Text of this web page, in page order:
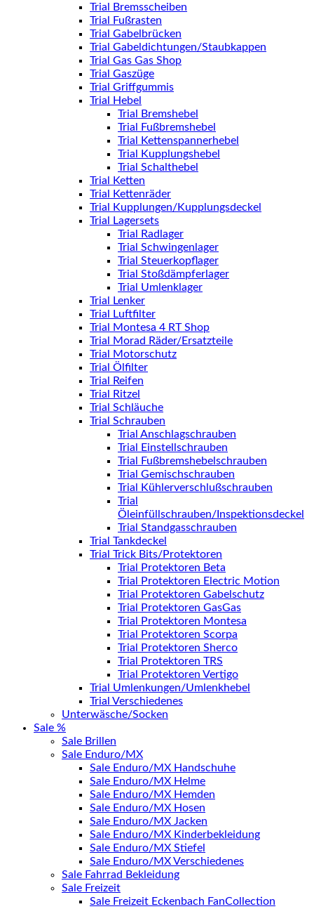
Trial Bremsscheiben
Trial Fußrasten
Trial Gabelbrücken
Trial Gabeldichtungen/Staubkappen
Trial Gas Gas Shop
Trial Gaszüge
Trial Griffgummis
Trial Hebel
Trial Bremshebel
Trial Fußbremshebel
Trial Kettenspannerhebel
Trial Kupplungshebel
Trial Schalthebel
Trial Ketten
Trial Kettenräder
Trial Kupplungen/Kupplungsdeckel
Trial Lagersets
Trial Radlager
Trial Schwingenlager
Trial Steuerkopflager
Trial Stoßdämpferlager
Trial Umlenklager
Trial Lenker
Trial Luftfilter
Trial Montesa 4 RT Shop
Trial Morad Räder/Ersatzteile
Trial Motorschutz
Trial Ölfilter
Trial Reifen
Trial Ritzel
Trial Schläuche
Trial Schrauben
Trial Anschlagschrauben
Trial Einstellschrauben
Trial Fußbremshebelschrauben
Trial Gemischschrauben
Trial Kühlerverschlußschrauben
Trial
Öleinfüllschrauben/Inspektionsdeckel
Trial Standgasschrauben
Trial Tankdeckel
Trial Trick Bits/Protektoren
Trial Protektoren Beta
Trial Protektoren Electric Motion
Trial Protektoren Gabelschutz
Trial Protektoren GasGas
Trial Protektoren Montesa
Trial Protektoren Scorpa
Trial Protektoren Sherco
Trial Protektoren TRS
Trial Protektoren Vertigo
Trial Umlenkungen/Umlenkhebel
Trial Verschiedenes
Unterwäsche/Socken
Sale %
Sale Brillen
Sale Enduro/MX
Sale Enduro/MX Handschuhe
Sale Enduro/MX Helme
Sale Enduro/MX Hemden
Sale Enduro/MX Hosen
Sale Enduro/MX Jacken
Sale Enduro/MX Kinderbekleidung
Sale Enduro/MX Stiefel
Sale Enduro/MX Verschiedenes
Sale Fahrrad Bekleidung
Sale Freizeit
Sale Freizeit Eckenbach FanCollection